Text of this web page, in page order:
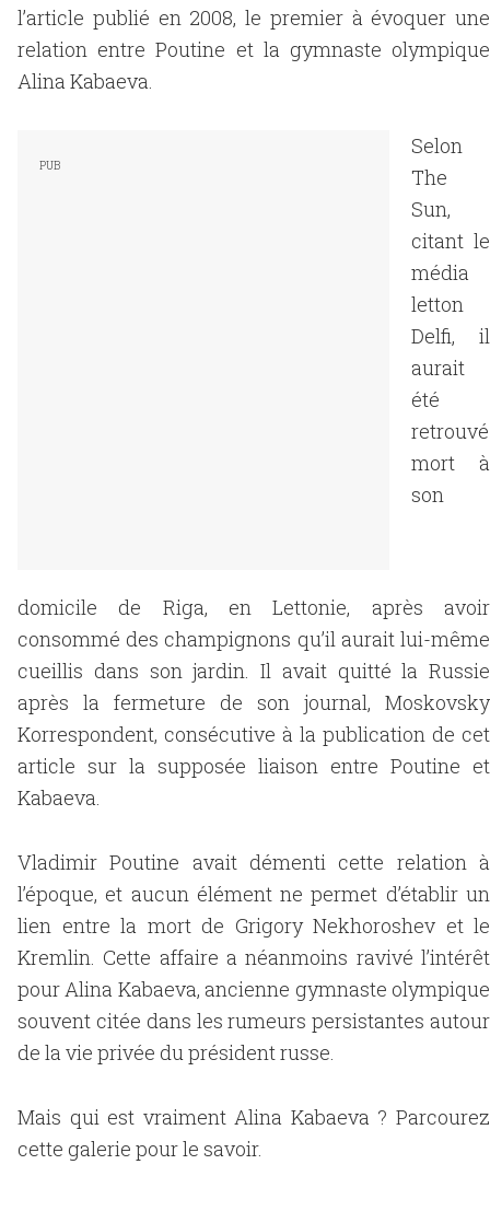
l’article publié en 2008, le premier à évoquer une
relation entre Poutine et la gymnaste olympique
Alina Kabaeva.
Selon
The
Sun,
citant le
média
letton
Delfi, il
aurait
été
retrouvé
mort à
son
domicile de Riga, en Lettonie, après avoir
consommé des champignons qu’il aurait lui-même
cueillis dans son jardin. Il avait quitté la Russie
après la fermeture de son journal, Moskovsky
Korrespondent, consécutive à la publication de cet
article sur la supposée liaison entre Poutine et
Kabaeva.
Vladimir Poutine avait démenti cette relation à
l’époque, et aucun élément ne permet d’établir un
lien entre la mort de Grigory Nekhoroshev et le
Kremlin. Cette affaire a néanmoins ravivé l’intérêt
pour Alina Kabaeva, ancienne gymnaste olympique
souvent citée dans les rumeurs persistantes autour
de la vie privée du président russe.
Mais qui est vraiment Alina Kabaeva ? Parcourez
cette galerie pour le savoir.